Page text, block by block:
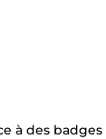
à des badges